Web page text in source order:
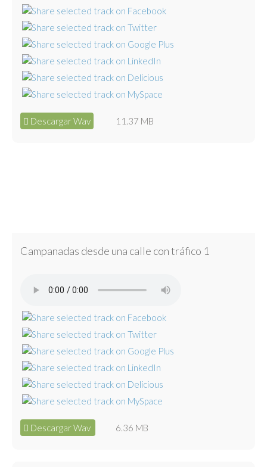
Descargar Wav 11.37 MB
Campanadas desde una calle con tráfico 1
Descargar Wav 6.36 MB